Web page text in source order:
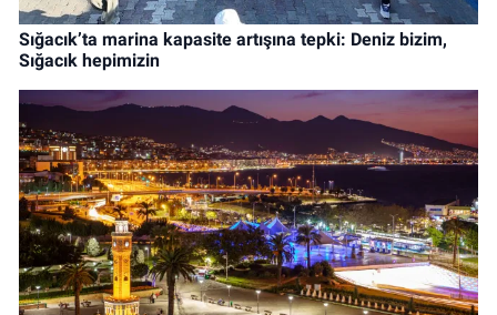
Sığacık’ta marina kapasite artışına tepki: Deniz bizim,
Sığacık hepimizin